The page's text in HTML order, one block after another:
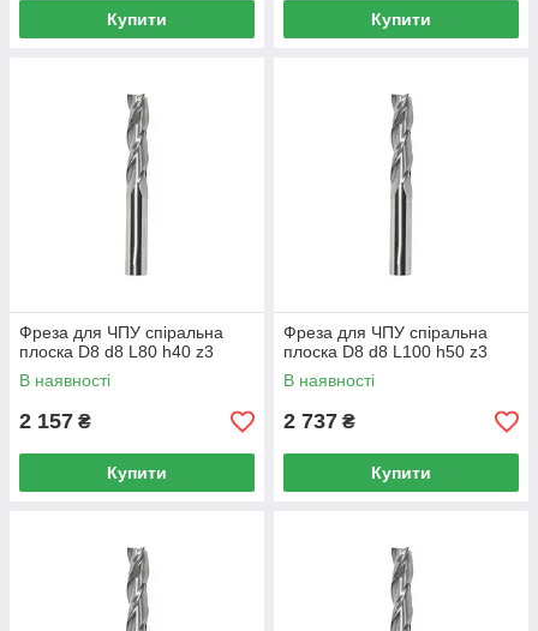
Купити Купити
Фреза для ЧПУ спіральна
плоска D8 d8 L80 h40 z3
В наявності
2 157 ₴
Купити
Фреза для ЧПУ спіральна
плоска D8 d8 L100 h50 z3
В наявності
2 737 ₴
Купити